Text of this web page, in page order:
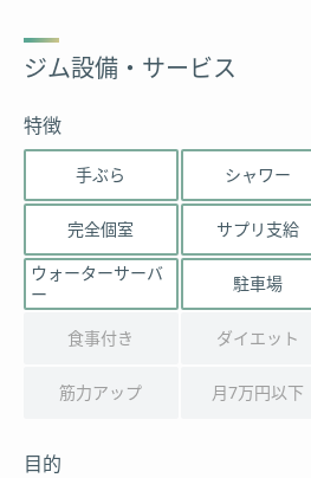
ジム設備・サービス
特徴
手ぶら シャワー
完全個室 サプリ支給
ウォーターサーバ
ー
駐車場
食事付き ダイエット
筋力アップ 月7万円以下
目的